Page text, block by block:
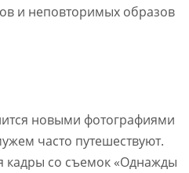
и неповторимых образов
новыми фотографиями
часто путешествуют.
кадры со съемок «Однажды